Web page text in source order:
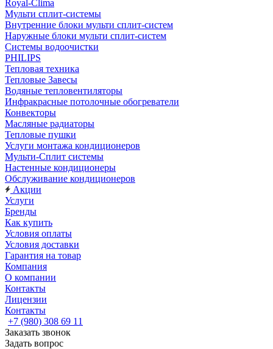
Royal-Clima
Мульти сплит-системы
Внутренние блоки мульти сплит-систем
Наружные блоки мульти сплит-систем
Системы водоочистки
PHILIPS
Тепловая техника
Тепловые Завесы
Водяные тепловентиляторы
Инфракрасные потолочные обогреватели
Конвекторы
Масляные радиаторы
Тепловые пушки
Услуги монтажа кондиционеров
Мульти-Сплит системы
Настенные кондиционеры
Обслуживание кондиционеров
Акции
Услуги
Бренды
Как купить
Условия оплаты
Условия доставки
Гарантия на товар
Компания
О компании
Контакты
Лицензии
Контакты
+7 (980) 308 69 11
Заказать звонок
Задать вопрос